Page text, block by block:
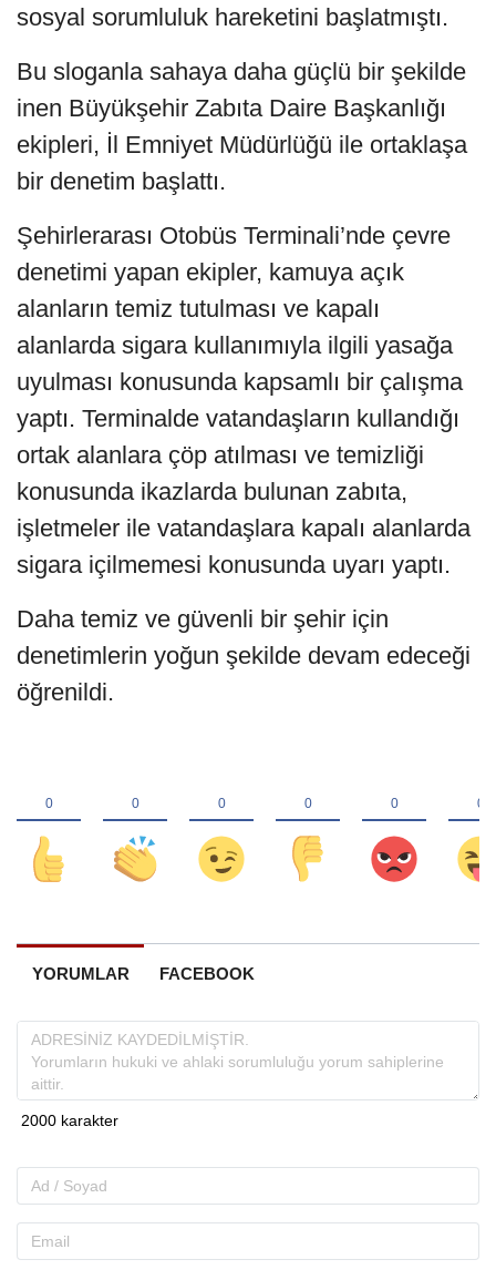
sosyal sorumluluk hareketini başlatmıştı.
Bu sloganla sahaya daha güçlü bir şekilde
inen Büyükşehir Zabıta Daire Başkanlığı
ekipleri, İl Emniyet Müdürlüğü ile ortaklaşa
bir denetim başlattı.
Şehirlerarası Otobüs Terminali’nde çevre
denetimi yapan ekipler, kamuya açık
alanların temiz tutulması ve kapalı
alanlarda sigara kullanımıyla ilgili yasağa
uyulması konusunda kapsamlı bir çalışma
yaptı. Terminalde vatandaşların kullandığı
ortak alanlara çöp atılması ve temizliği
konusunda ikazlarda bulunan zabıta,
işletmeler ile vatandaşlara kapalı alanlarda
sigara içilmemesi konusunda uyarı yaptı.
Daha temiz ve güvenli bir şehir için
denetimlerin yoğun şekilde devam edeceği
öğrenildi.
YORUMLAR FACEBOOK